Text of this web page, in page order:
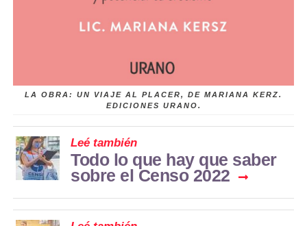
LA OBRA: UN VIAJE AL PLACER, DE MARIANA KERZ.
EDICIONES URANO.
Leé también
Todo lo que hay que saber
sobre el Censo 2022